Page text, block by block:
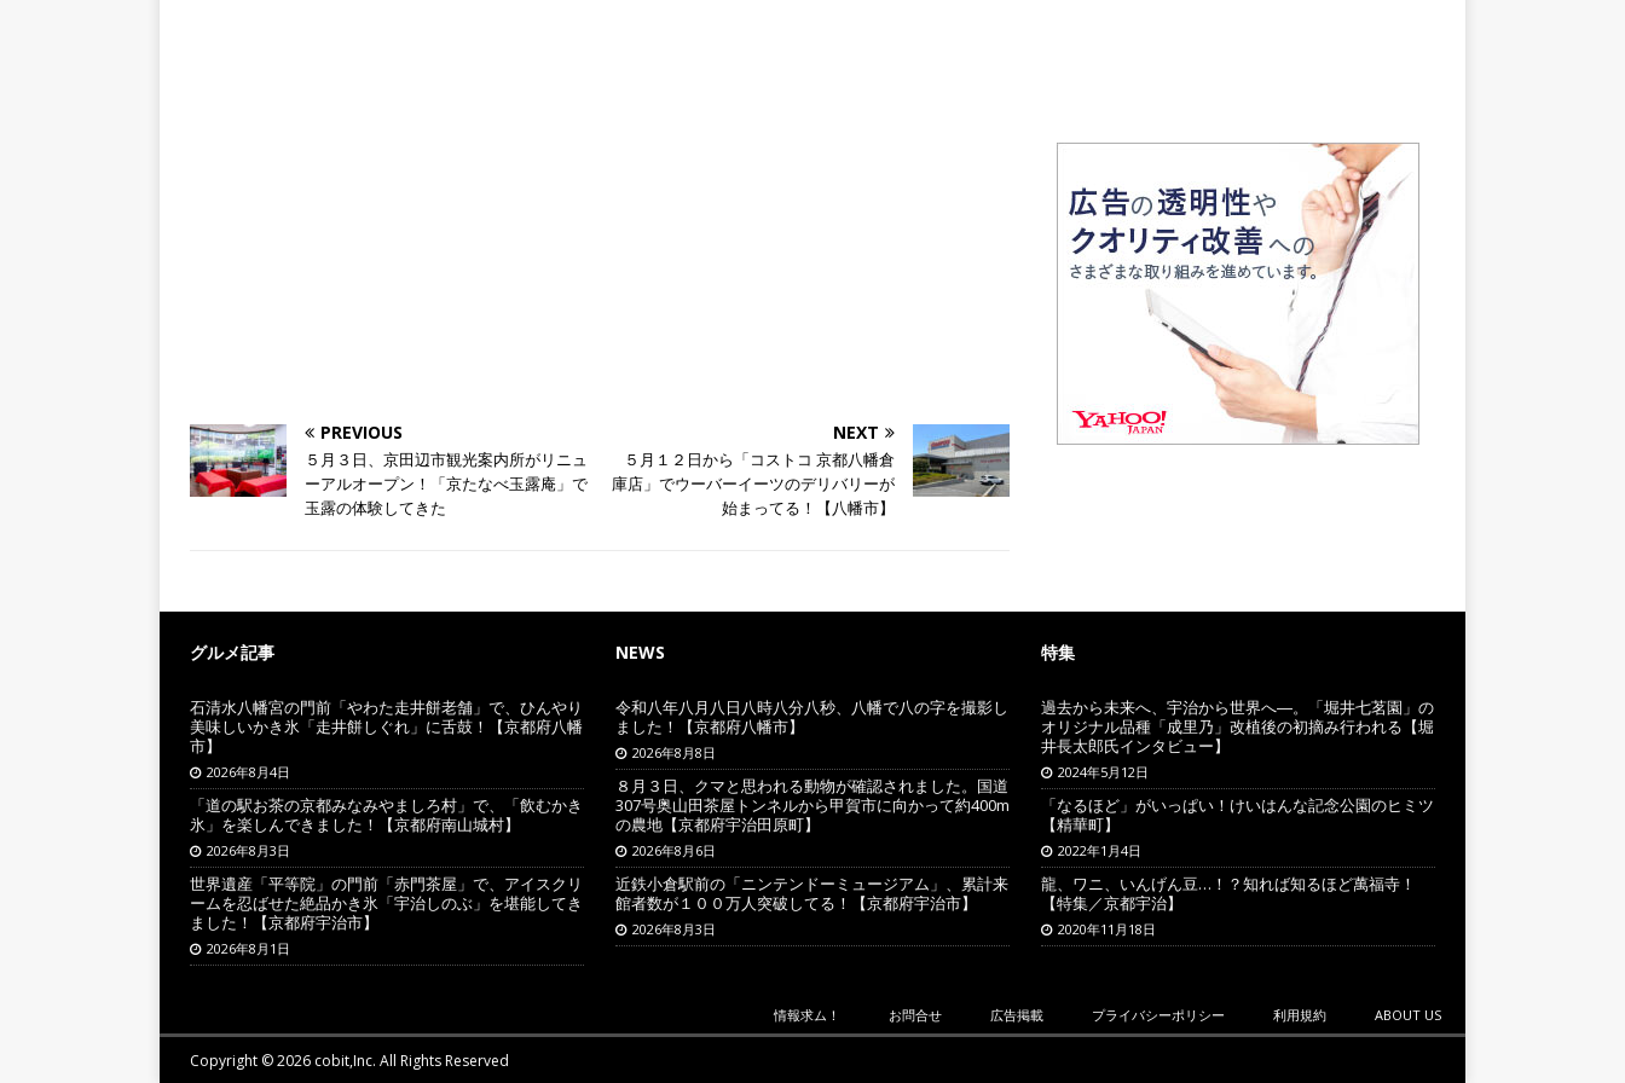
PREVIOUS
５月３日、京田辺市観光案内所がリニュ
ーアルオープン！「京たなべ玉露庵」で
玉露の体験してきた
NEXT
５月１２日から「コストコ 京都八幡倉
庫店」でウーバーイーツのデリバリーが
始まってる！【八幡市】
グルメ記事
石清水八幡宮の門前「やわた走井餅老舗」で、ひんやり
美味しいかき氷「走井餅しぐれ」に舌鼓！【京都府八幡
市】
2026年8月4日
「道の駅お茶の京都みなみやましろ村」で、「飲むかき
氷」を楽しんできました！【京都府南山城村】
2026年8月3日
世界遺産「平等院」の門前「赤門茶屋」で、アイスクリ
ームを忍ばせた絶品かき氷「宇治しのぶ」を堪能してき
ました！【京都府宇治市】
2026年8月1日
NEWS
令和八年八月八日八時八分八秒、八幡で八の字を撮影し
ました！【京都府八幡市】
2026年8月8日
８月３日、クマと思われる動物が確認されました。国道
307号奥山田茶屋トンネルから甲賀市に向かって約400m
の農地【京都府宇治田原町】
2026年8月6日
近鉄小倉駅前の「ニンテンドーミュージアム」、累計来
館者数が１００万人突破してる！【京都府宇治市】
2026年8月3日
特集
過去から未来へ、宇治から世界へ―。「堀井七茗園」の
オリジナル品種「成里乃」改植後の初摘み行われる【堀
井長太郎氏インタビュー】
2024年5月12日
「なるほど」がいっぱい！けいはんな記念公園のヒミツ
【精華町】
2022年1月4日
龍、ワニ、いんげん豆…！？知れば知るほど萬福寺！
【特集／京都宇治】
2020年11月18日
情報求ム！ お問合せ 広告掲載 プライバシーポリシー 利用規約 ABOUT US
Copyright © 2026 cobit,Inc. All Rights Reserved